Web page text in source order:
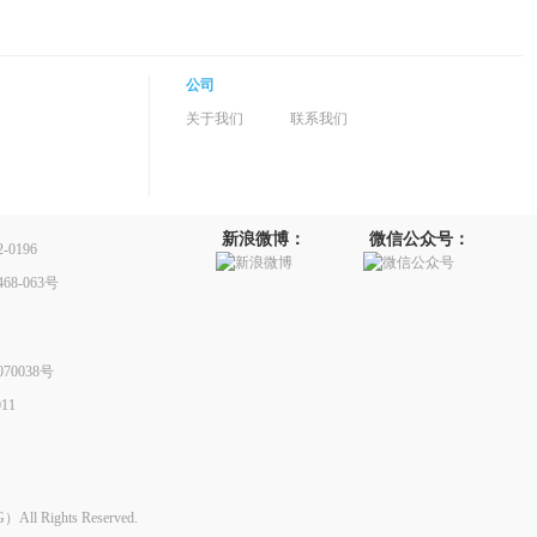
公司
关于我们
联系我们
0196
063号
号
新浪微博： 微信公众号：
All Rights Reserved.